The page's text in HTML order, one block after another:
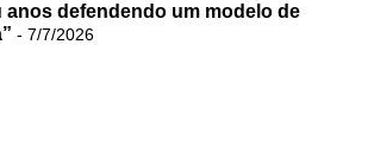
anos defendendo um modelo de
- 7/7/2026